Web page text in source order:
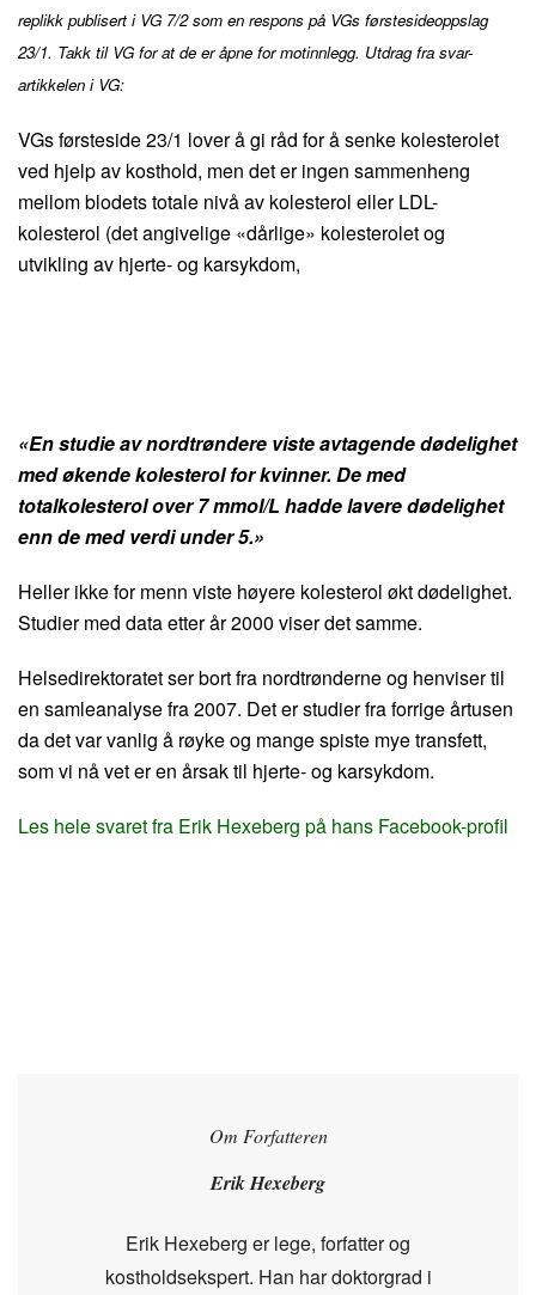
replikk publisert i VG 7/2 som en respons på VGs førstesideoppslag
23/1. Takk til VG for at de er åpne for motinnlegg. Utdrag fra svar-
artikkelen i VG:
VGs førsteside 23/1 lover å gi råd for å senke kolesterolet
ved hjelp av kosthold, men det er ingen sammenheng
mellom blodets totale nivå av kolesterol eller LDL-
kolesterol (det angivelige «dårlige» kolesterolet og
utvikling av hjerte- og karsykdom,
«En studie av nordtrøndere viste avtagende dødelighet
med økende kolesterol for kvinner. De med
totalkolesterol over 7 mmol/L hadde lavere dødelighet
enn de med verdi under 5.»
Heller ikke for menn viste høyere kolesterol økt dødelighet.
Studier med data etter år 2000 viser det samme.
Helsedirektoratet ser bort fra nordtrønderne og henviser til
en samleanalyse fra 2007. Det er studier fra forrige årtusen
da det var vanlig å røyke og mange spiste mye transfett,
som vi nå vet er en årsak til hjerte- og karsykdom.
Les hele svaret fra Erik Hexeberg på hans Facebook-profil
Om Forfatteren
Erik Hexeberg
Erik Hexeberg er lege, forfatter og
kostholdsekspert. Han har doktorgrad i